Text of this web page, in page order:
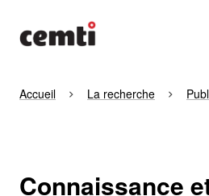
Accueil La recherche
Connaissance